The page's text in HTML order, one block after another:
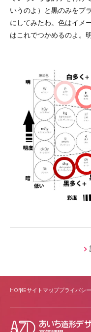
アクセス
お問い合わせ
生徒専用ページ
部活動
いうのよ）と黒のみをプ
にしてみたわ。色はイメ
はこれでつかめるのよ。
HOMEサイトマッププライバシ